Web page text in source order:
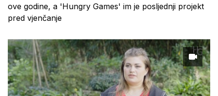
ove godine, a 'Hungry Games' im je posljednji projekt
pred vjenčanje